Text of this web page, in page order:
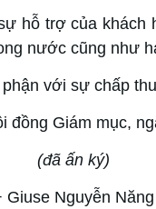
hỗ trợ của khách
nước cũng như
với sự chấp
đồng Giám mục,
(đã ấn ký)
Giuse Nguyễn Năng